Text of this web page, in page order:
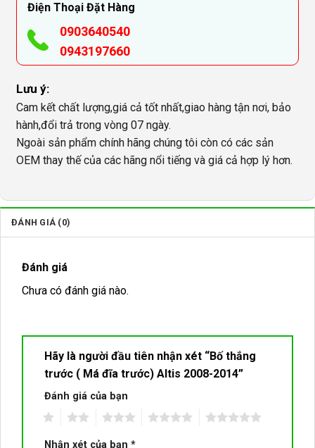
Điện Thoại Đặt Hàng
0903640540
0943197660
Lưu ý:
Cam kết chất lượng,giá cả tốt nhất,giao hàng tận nơi, bảo
hành,đổi trả trong vòng 07 ngày.
Ngoài sản phẩm chính hãng chúng tôi còn có các sản
OEM thay thế của các hãng nổi tiếng và giá cả hợp lý hơn.
ĐÁNH GIÁ (0)
Đánh giá
Chưa có đánh giá nào.
Hãy là người đầu tiên nhận xét “Bố thắng
trước ( Má đĩa trước) Altis 2008-2014”
Đánh giá của bạn
Nhận xét của bạn *